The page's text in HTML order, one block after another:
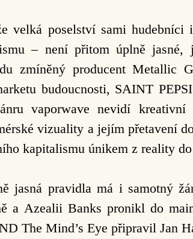
velká poselství sami
– není přitom úplně
zmíněný producent Metallic
budoucnosti, SAINT
vaporwave nevidí
vizuality a jejím přetavení
kapitalismu únikem z reality
jasná pravidla má i samotný
a Azealii Banks pronikl do
The Mind’s Eye připravil Jan